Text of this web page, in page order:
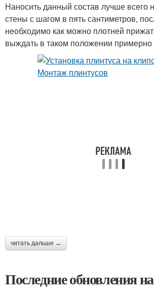
Наносить данный состав лучше всего
стены с шагом в пять сантиметров,
необходимо как можно плотней
выждать в таком положении примерно
читать дальше →
Последние обновления